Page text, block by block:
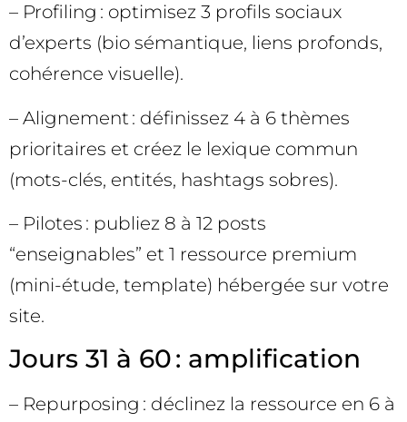
– Profiling : optimisez 3 profils sociaux
d’experts (bio sémantique, liens profonds,
cohérence visuelle).
– Alignement : définissez 4 à 6 thèmes
prioritaires et créez le lexique commun
(mots-clés, entités, hashtags sobres).
– Pilotes : publiez 8 à 12 posts
“enseignables” et 1 ressource premium
(mini-étude, template) hébergée sur votre
site.
Jours 31 à 60 : amplification
– Repurposing : déclinez la ressource en 6 à